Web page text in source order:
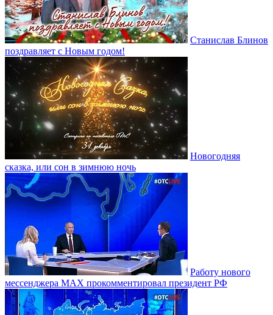
Станислав Блинов
поздравляет с Новым годом!
Новогодняя
сказка, или сон в зимнюю ночь
Работу нового
мессенджера MAX прокомментировал президент РФ